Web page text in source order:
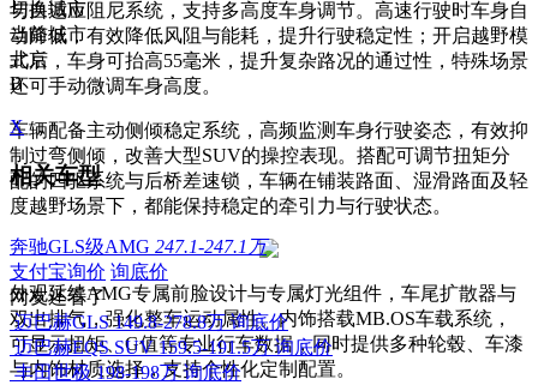
与自适应阻尼系统，支持多高度车身调节。高速行驶时车身自
动降低，有效降低风阻与能耗，提升行驶稳定性；开启越野模
式后，车身可抬高55毫米，提升复杂路况的通过性，特殊场景
还可手动微调车身高度。
车辆配备主动侧倾稳定系统，高频监测车身行驶姿态，有效抑
制过弯侧倾，改善大型SUV的操控表现。搭配可调节扭矩分
配的四驱系统与后桥差速锁，车辆在铺装路面、湿滑路面及轻
度越野场景下，都能保持稳定的牵引力与行驶状态。
外观延续AMG专属前脸设计与专属灯光组件，车尾扩散器与
双出排气，强化整车运动属性。内饰搭载MB.OS车载系统，
可显示扭矩、G值等专业行车数据，同时提供多种轮毂、车漆
与内饰材质选择，支持个性化定制配置。
切换城市
当前城市
北京
B
X
相关车型
奔驰GLS级AMG 247.1-247.1万
支付宝询价 询底价
网友还看了
迈巴赫GLS 149.8-278.8万 询底价
迈巴赫EQS SUV 159.5-191.5万 询底价
丰田世极 198-198万 询底价